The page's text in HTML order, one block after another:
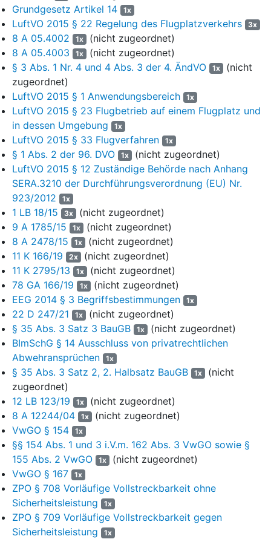
Flughafens im Sichtflug würde sich insbesondere bei
marginalen Wetterbedingungen verschlechtern.
Im Anschluss an einen Besprechungstermin am 17.09.2018
führte der Beigeladene unter dem 09.11.2018 ergänzend aus,
ausschlaggebend für seine Ablehnungsentscheidung sei, dass
der gesamte Bereich für die Platzrunde im Sichtflugverkehr
genutzt werde. Es sei unerheblich, ob es sich um eine
festgelegte oder um eine lediglich tatsächlich genutzte
Platzrunde handele. Die tatsächliche Nutzung als Platzrunde
werde durch Radaraufzeichnungen belegt. Von einer
konkreten Gefahr für den Luftverkehr sei auszugehen, wenn
der Luftfahrzeugführer einen Abstand von mindestens 150 m
(500 ft) über dem höchsten Hindernis nicht mehr sicher
einhalten könne. So liege es hier; die übliche Flughöhe im
Bereich der geplanten Anlagen betrage etwa 1.000 ft über
Landebahnniveau.
Nach vorheriger Anhörung der Klägerin lehnte der Beklagte die
Erteilung einer immissionsschutzrechtlichen Genehmigung
unter dem 19.12.2018 mit der Begründung ab, der
Beigeladene als zuständige Luftfahrtbehörde habe die nach
14 Abs. 2 LuftVGerforderliche Zustimmung versagt. Eine
Umweltverträglichkeitsprüfung sei trotz UVP-Pflichtigkeit des
Vorhabens nicht durchgeführt worden, weil sich dies
angesichts des Vorliegens eines zwingenden
Ablehnungsgrundes als nicht verhältnismäßig darstelle.
Die Klägerin hat am 17.01.2019 Klage erhoben und
angekündigt zu beantragen, den Beklagten zur Erteilung der
begehrten Genehmigung zu verpflichten. Mit der Klageschrift
legt sie ein Schreiben an den Beklagten vom 22.08.2018 vor
und beantragt im Übrigen Akteneinsicht. Erstmals mit
Schriftsatz vom 30.04.2021 wird die Klage – weiter –
begründet.
Die Klägerin ist der Auffassung, sie sei mit ihrem Vortrag nicht
gemäß§ 6 UmwRGausgeschlossen, und begründet dies im
Einzelnen.
In der Sache macht sie zunächst geltend, das Verhalten des
Beigeladenen sei widersprüchlich, da er im
Grundgesetz Artikel 14
1x
LuftVO 2015 § 22 Regelung des Flugplatzverkehrs 3x
8 A 05.4002 1x (nicht zugeordnet)
8 A 05.4003
1x (nicht zugeordnet)
§ 3 Abs. 1 Nr. 4 und 4 Abs. 3 der 4. ÄndVO
1x (nicht
zugeordnet)
LuftVO 2015 § 1 Anwendungsbereich
1x
LuftVO 2015 § 23 Flugbetrieb auf einem Flugplatz und
in dessen Umgebung
1x
LuftVO 2015 § 33 Flugverfahren 1x
§ 1 Abs. 2 der 96. DVO 1x (nicht zugeordnet)
LuftVO 2015 § 12 Zuständige Behörde nach Anhang
SERA.3210 der Durchführungsverordnung (EU) Nr.
923/2012
1x
1 LB 18/15 3x (nicht zugeordnet)
9 A 1785/15
1x (nicht zugeordnet)
8 A 2478/15
1x (nicht zugeordnet)
11 K 166/19
2x (nicht zugeordnet)
11 K 2795/13
1x (nicht zugeordnet)
78 GA 166/19
1x (nicht zugeordnet)
EEG 2014 § 3 Begriffsbestimmungen
1x
22 D 247/21 1x (nicht zugeordnet)
§ 35 Abs. 3 Satz 3 BauGB
1x (nicht zugeordnet)
BImSchG § 14 Ausschluss von privatrechtlichen
Abwehransprüchen
1x
§ 35 Abs. 3 Satz 2, 2. Halbsatz BauGB 1x (nicht
zugeordnet)
12 LB 123/19
1x (nicht zugeordnet)
8 A 12244/04
1x (nicht zugeordnet)
VwGO § 154
1x
§§ 154 Abs. 1 und 3 i.V.m. 162 Abs. 3 VwGO sowie §
155 Abs. 2 VwGO
1x (nicht zugeordnet)
VwGO § 167
1x
ZPO § 708 Vorläufige Vollstreckbarkeit ohne
Sicherheitsleistung
1x
ZPO § 709 Vorläufige Vollstreckbarkeit gegen
Sicherheitsleistung
1x